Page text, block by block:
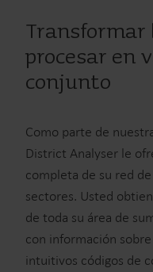
Transformar
procesar en
conjunto
Como parte de
District Analyser le
completa de su red
sectores. Usted
de toda su área de
con información
intuitivos códigos de